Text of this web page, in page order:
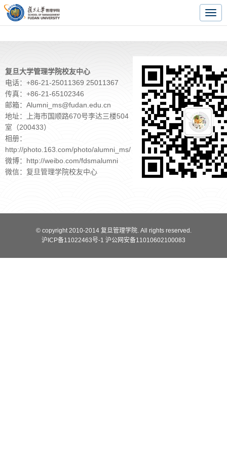
复旦大学管理学院校友中心
电话：+86-21-25011369 25011367
传真：+86-21-65102346
邮箱：Alumni_ms@fudan.edu.cn
地址：上海市国顺路670号李达三楼504
室（200433）
相册：
http://photo.163.com/photo/alumni_ms/
微博：http://weibo.com/fdsmalumni
微信：复旦管理学院校友中心
© copyright 2010-2014 复旦管理学院. All rights reserved.
沪ICP备11022463号-1 沪公网安备11010602100083